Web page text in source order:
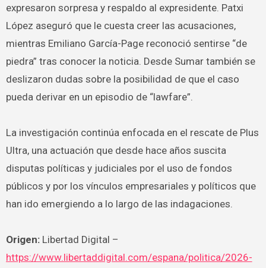
expresaron sorpresa y respaldo al expresidente. Patxi
López aseguró que le cuesta creer las acusaciones,
mientras Emiliano García-Page reconoció sentirse “de
piedra” tras conocer la noticia. Desde Sumar también se
deslizaron dudas sobre la posibilidad de que el caso
pueda derivar en un episodio de “lawfare”.
La investigación continúa enfocada en el rescate de Plus
Ultra, una actuación que desde hace años suscita
disputas políticas y judiciales por el uso de fondos
públicos y por los vínculos empresariales y políticos que
han ido emergiendo a lo largo de las indagaciones.
Origen:Libertad Digital –
https://www.libertaddigital.com/espana/politica/2026-